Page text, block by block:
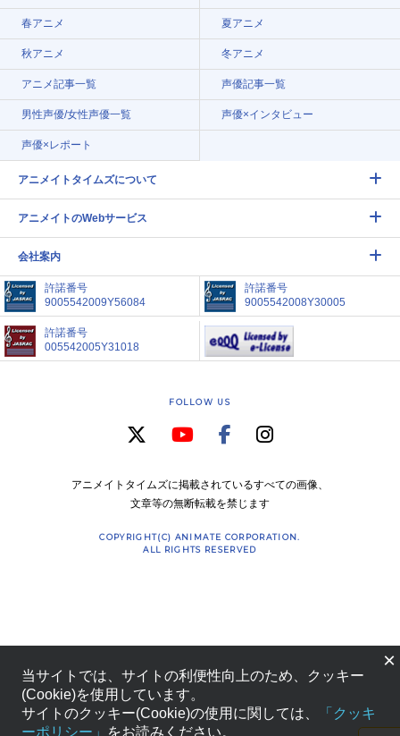
春アニメ 夏アニメ
秋アニメ 冬アニメ
アニメ記事一覧 声優記事一覧
男性声優/女性声優一覧 声優×インタビュー
声優×レポート
アニメイトタイムズについて
アニメイトのWebサービス
会社案内
許諾番号
9005542009Y56084
許諾番号
9005542008Y30005
許諾番号
005542005Y31018
FOLLOW US
アニメイトタイムズに掲載されているすべての画像、
文章等の無断転載を禁じます
COPYRIGHT(C) ANIMATE CORPORATION.
ALL RIGHTS RESERVED
×
当サイトでは、サイトの利便性向上のため、クッキー
(Cookie)を使用しています。
サイトのクッキー(Cookie)の使用に関しては、
「クッキ
ーポリシー」
をお読みください。